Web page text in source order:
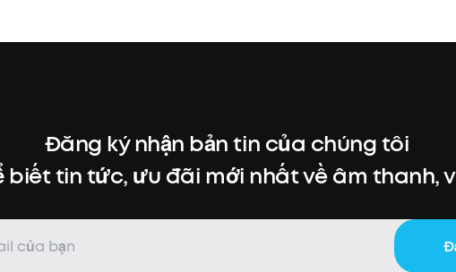
Đăng ký nhận bản tin của chúng tôi
biết tin tức, ưu đãi mới nhất về âm thanh,